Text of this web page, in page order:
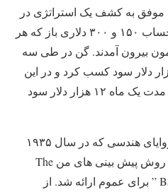
کرد. در سال ۱۹۰۸ گن موفق به کشف یک استراتژی در
بازار شد و برای آزمون آن دو حساب ۱۵۰ و ۳۰۰ دلاری باز که هر
بیرون آمدند. گن در طی سه
از حساب ۳۰۰ دلاری ۲۵ هزار دلار سود کسب کرد و در این
میان حساب ۱۵۰ دلاری ظرف مدت یک ماه ۱۲ هزار دلار سود
شامل استفاده از زوایای هندسی که در سال ۱۹۳۵
این تکنیک با چاپ کتاب “اصول روش پیش بینی های من The
Basis of My Forecasting Method ” برای عموم ارائه شد. از